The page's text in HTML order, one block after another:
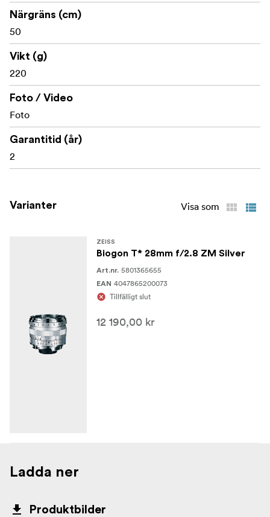
Närgräns (cm)
50
Vikt (g)
220
Foto / Video
Foto
Garantitid (år)
2
Varianter Visa som
ZEISS
Biogon T* 28mm f/2.8 ZM Silver
Art.nr. 5801365655
EAN 4047865200073
Tillfälligt slut
12 190,00 kr
Ladda ner
Produktbilder